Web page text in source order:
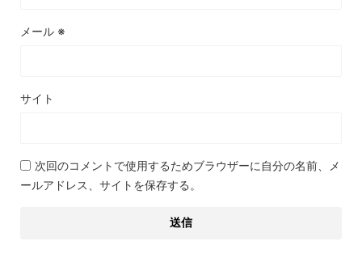
メール ※
サイト
次回のコメントで使用するためブラウザーに自分の名前、メ
ールアドレス、サイトを保存する。